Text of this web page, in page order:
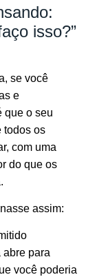
isso?”
se você
e
que o seu
todos os
com uma
do que os
assim:
abre para
você poderia